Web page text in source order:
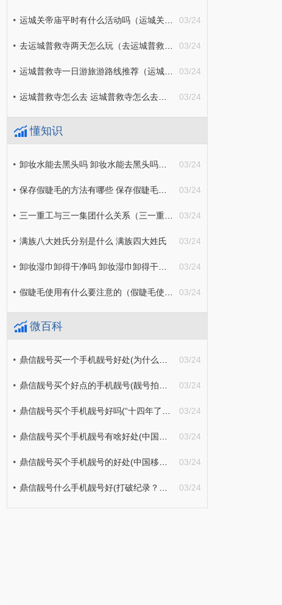
03/24
运城关帝庙平时有什么活动吗（运城关帝庙庙会）
03/24
去运城普救寺两天怎么玩（去运城普救寺两天怎么玩最合适）
03/24
运城普救寺一日游旅游路线推荐（运城普救寺一日游旅游路线推荐一下）
03/24
运城普救寺怎么去 运城普救寺怎么去公交车
懂知识
03/24
卸妆水能去黑头吗 卸妆水能去黑头吗怎么用
03/24
保存假睫毛的方法有哪些 保存假睫毛的方法有哪些呢
03/24
三一重工与三一集团什么关系（三一重工和三一集团什么关系）
03/24
满族八大姓氏分别是什么 满族四大姓氏
03/24
卸妆湿巾卸得干净吗 卸妆湿巾卸得干净吗女生
03/24
假睫毛使用有什么要注意的（假睫毛使用有什么要注意的问题）
微百科
03/24
鼎信靓号买一个手机靓号好处(为什么手机靓号价值只升不降？（深度好文）)
03/24
鼎信靓号买个好点的手机靓号(靓号拍卖背后：8个“7”连号拍出391万，9个“6”连号1366万起拍)
03/24
鼎信靓号买个手机靓号好吗(“十四年了，我们的手机号码没敢换过”)
03/24
鼎信靓号买个手机靓号有啥好处(中国移动10年没换号，老用户可享3大“特权”！终于良心了)
03/24
鼎信靓号买个手机靓号的好处(中国移动2个珍贵号段，被称“老板号”、“古董号”，你有吗？)
03/24
鼎信靓号什么手机靓号好(打破纪录？联通靓号15666666666起拍价高达1366万元)